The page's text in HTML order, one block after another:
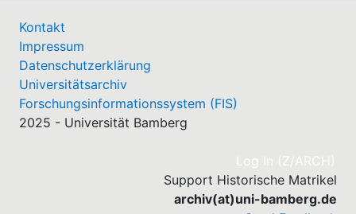
Kontakt
Impressum
Datenschutzerklärung
Universitätsarchiv
Forschungsinformationssystem (FIS)
2025 - Universität Bamberg
Log In (Z/ARCH)
Support Historische Matrikel
archiv(at)uni-bamberg.de